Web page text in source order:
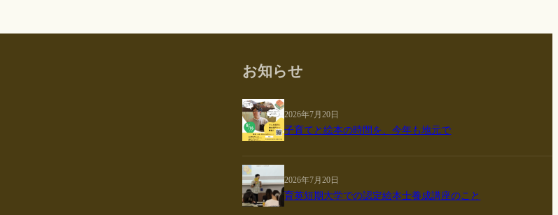
お知らせ
2026年7月20日
子育てと絵本の時間を、今年も地元で
2026年7月20日
育英短期大学での認定絵本士養成講座のこと